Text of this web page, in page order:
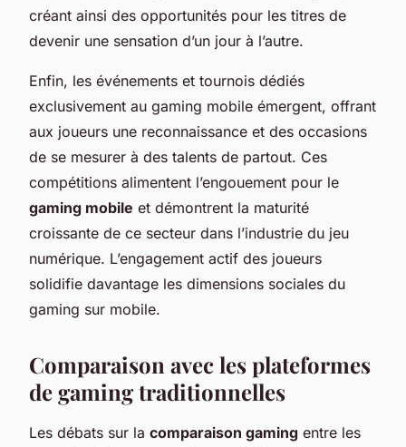
créant ainsi des opportunités pour les titres de
devenir une sensation d’un jour à l’autre.
Enfin, les événements et tournois dédiés
exclusivement au gaming mobile émergent, offrant
aux joueurs une reconnaissance et des occasions
de se mesurer à des talents de partout. Ces
compétitions alimentent l’engouement pour le
gaming mobile et démontrent la maturité
croissante de ce secteur dans l’industrie du jeu
numérique. L’engagement actif des joueurs
solidifie davantage les dimensions sociales du
gaming sur mobile.
Comparaison avec les plateformes
de gaming traditionnelles
Les débats sur la comparaison gaming entre les